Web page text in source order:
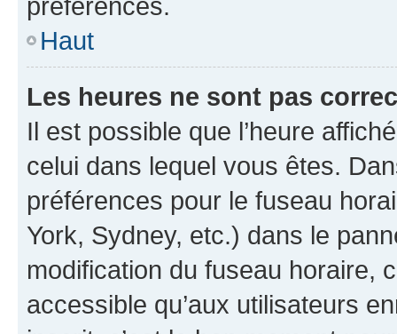
Haut
Les heures ne sont pas
Il est possible que l’heure
celui dans lequel vous êtes.
préférences pour le fuseau
York, Sydney, etc.) dans le
modification du fuseau horaire,
accessible qu’aux utilisateurs